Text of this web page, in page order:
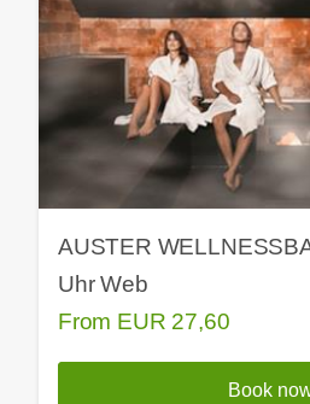
AUSTER
Uhr Web
From EUR 27,60
Book